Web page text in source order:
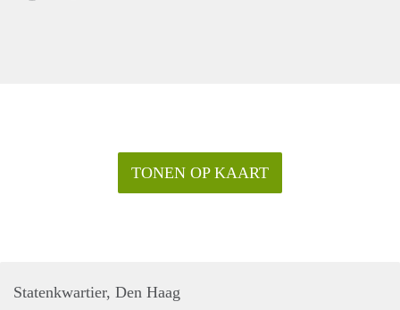
TONEN OP KAART
Statenkwartier, Den Haag